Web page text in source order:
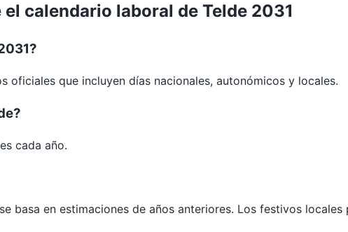
calendario laboral de Telde 2031
oficiales que incluyen días nacionales, autonómicos y locales.
cada año.
basa en estimaciones de años anteriores. Los festivos